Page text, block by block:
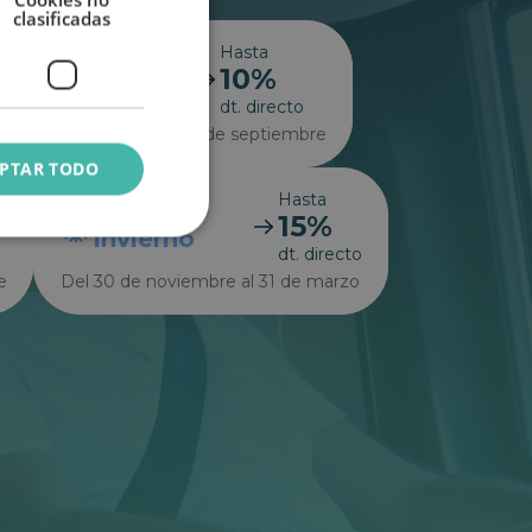
Hasta
10%
dt. directo
Del 7 de julio al 3 de septiembre
Invierno
Hasta
15%
dt. directo
Del 30 de noviembre al 31 de marzo
clasificadas
TODO